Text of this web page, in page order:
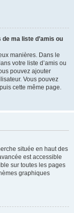
ma liste d’amis ou
manières. Dans le
votre liste d’amis ou
pouvez ajouter
Vous pouvez
cette même page.
située en haut des
est accessible
sur toutes les pages
graphiques